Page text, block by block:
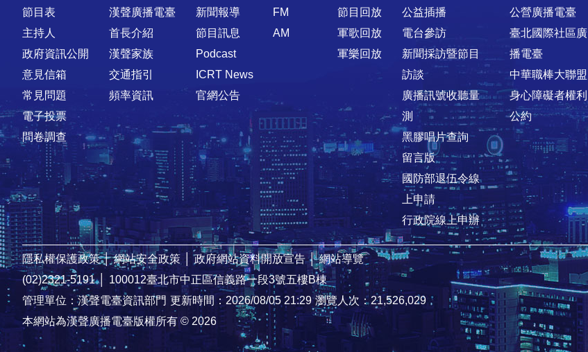
節目表
主持人
政府資訊公開
意見信箱
常見問題
電子投票
問卷調查
漢聲廣播電臺
首長介紹
漢聲家族
交通指引
頻率資訊
新聞報導
節目訊息
Podcast
ICRT News
官網公告
FM
AM
節目回放
軍歌回放
軍樂回放
公益插播
電台參訪
新聞採訪暨節目
訪談
廣播訊號收聽量
測
黑膠唱片查詢
留言版
國防部退伍令線
上申請
行政院線上申辦
公營廣播電臺
臺北國際社區廣
播電臺
中華職棒大聯盟
身心障礙者權利
公約
隱私權保護政策 │ 網站安全政策 │ 政府網站資料開放宣告 │ 網站導覽
(02)2321-5191 │
100012臺北市中正區信義路一段3號五樓B棟
管理單位：漢聲電臺資訊部門 更新時間：2026/08/05 21:29 瀏覽人次：21,526,029
本網站為漢聲廣播電臺版權所有 © 2026